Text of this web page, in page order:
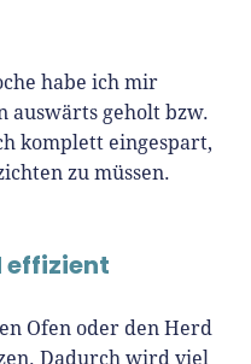
habe ich mir
auswärts geholt bzw.
komplett eingespart,
zu müssen.
effizient
Ofen oder den Herd
Dadurch wird viel